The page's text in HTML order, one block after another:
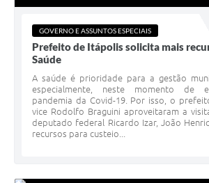
GOVERNO E ASSUNTOS ESPECIAIS
Prefeito de Itápolis solicita mais
Saúde
A saúde é prioridade para a gestão
especialmente, neste momento de
pandemia da Covid-19. Por isso, o
vice Rodolfo Braguini aproveitaram a
deputado federal Ricardo Izar, João
recursos para custeio...